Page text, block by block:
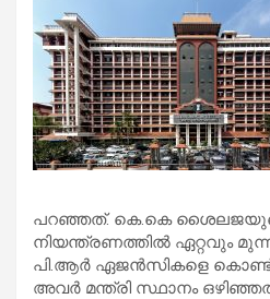
പറഞ്ഞത്. കെ.കെ
നിയന്ത്രണത്തില്‍ ഏറ്റവും
പി.ആര്‍ ഏജന്‍സികളെ കൊണ്ട്
അവര്‍ മന്ത്രി സ്ഥാനം